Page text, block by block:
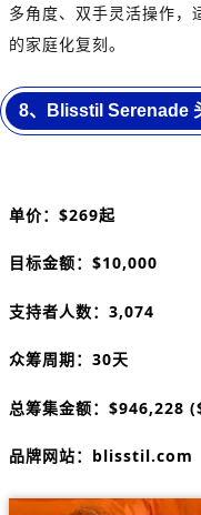
多角度、双手灵活操作，
的家庭化复刻。
8、 Blisstil Serenade
单价：$269起
目标金额：$10,000
支持者人数：3,074
众筹周期：30天
总筹集金额：$946,228
品牌网站：blisstil.com